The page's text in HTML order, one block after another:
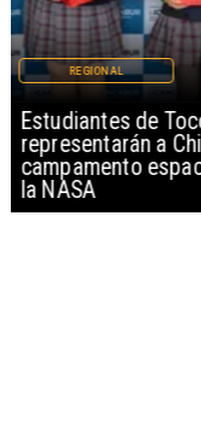
Estudiantes de
representarán a
campamento
la NASA
REGIONAL